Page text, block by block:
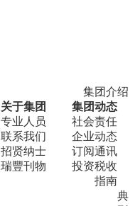
集团介绍
关于集团
专业人员
联系我们
招贤纳士
瑞豐刊物
集团动态
社会责任
企业动态
订阅通讯
投资税收
指南
典